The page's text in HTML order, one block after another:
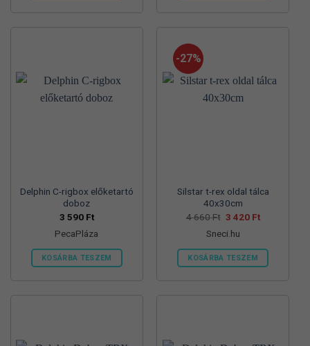
Delphin C-rigbox előketartó
doboz
3 590 Ft
PecaPláza
KOSÁRBA TESZEM
-27%
Silstar t-rex oldal tálca
40x30cm
4 660Ft Original
was:
660 Ft.
3 420 FtCurrent
420 Ft.
Sneci.hu
KOSÁRBA TESZEM